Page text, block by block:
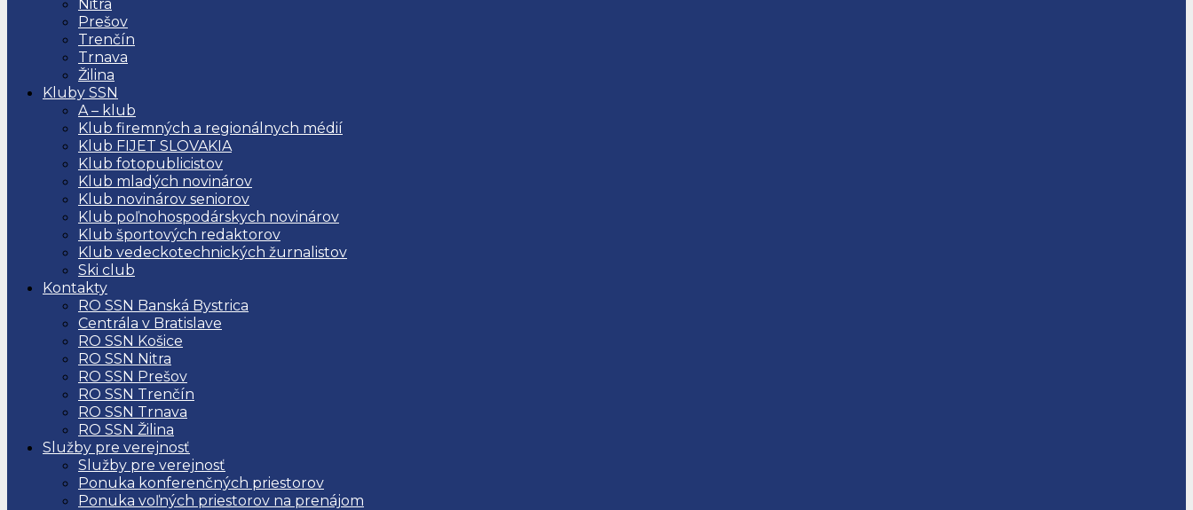
Nitra
Prešov
Trenčín
Trnava
Žilina
Kluby SSN
A – klub
Klub firemných a regionálnych médií
Klub FIJET SLOVAKIA
Klub fotopublicistov
Klub mladých novinárov
Klub novinárov seniorov
Klub poľnohospodárskych novinárov
Klub športových redaktorov
Klub vedeckotechnických žurnalistov
Ski club
Kontakty
RO SSN Banská Bystrica
Centrála v Bratislave
RO SSN Košice
RO SSN Nitra
RO SSN Prešov
RO SSN Trenčín
RO SSN Trnava
RO SSN Žilina
Služby pre verejnosť
Služby pre verejnosť
Ponuka konferenčných priestorov
Ponuka voľných priestorov na prenájom